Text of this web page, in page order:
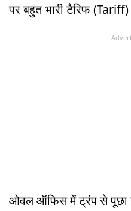
पर बहुत भारी टैरिफ (Tariff)
ओवल ऑफिस में ट्रंप से पूछा